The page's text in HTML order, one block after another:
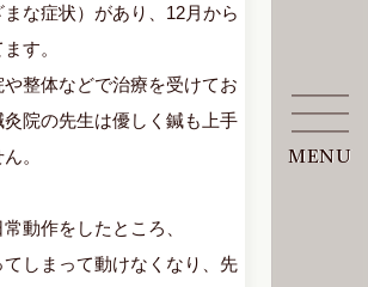
MENU
な症状）があり、12月から
す。
整体などで治療を受けてお
灸院の先生は優しく鍼も上手
。
動作をしたところ、
しまって動けなくなり、先